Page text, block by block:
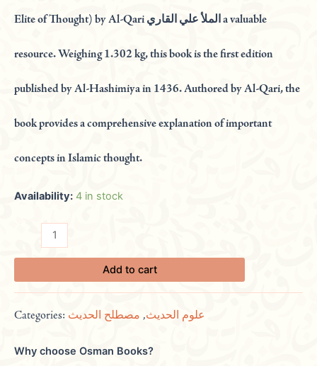
Elite of Thought) by Al-Qari الملأ علي القاري a valuable
resource. Weighing 1.302 kg, this book is the first edition
published by Al-Hashimiya in 1436. Authored by Al-Qari, the
book provides a comprehensive explanation of important
concepts in Islamic thought.
Availability: 4 in stock
Add to cart
Categories: علوم الحديث, مصطلح الحديث
Why choose Osman Books?